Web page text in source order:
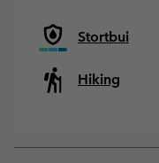
Stortbui
Hiking